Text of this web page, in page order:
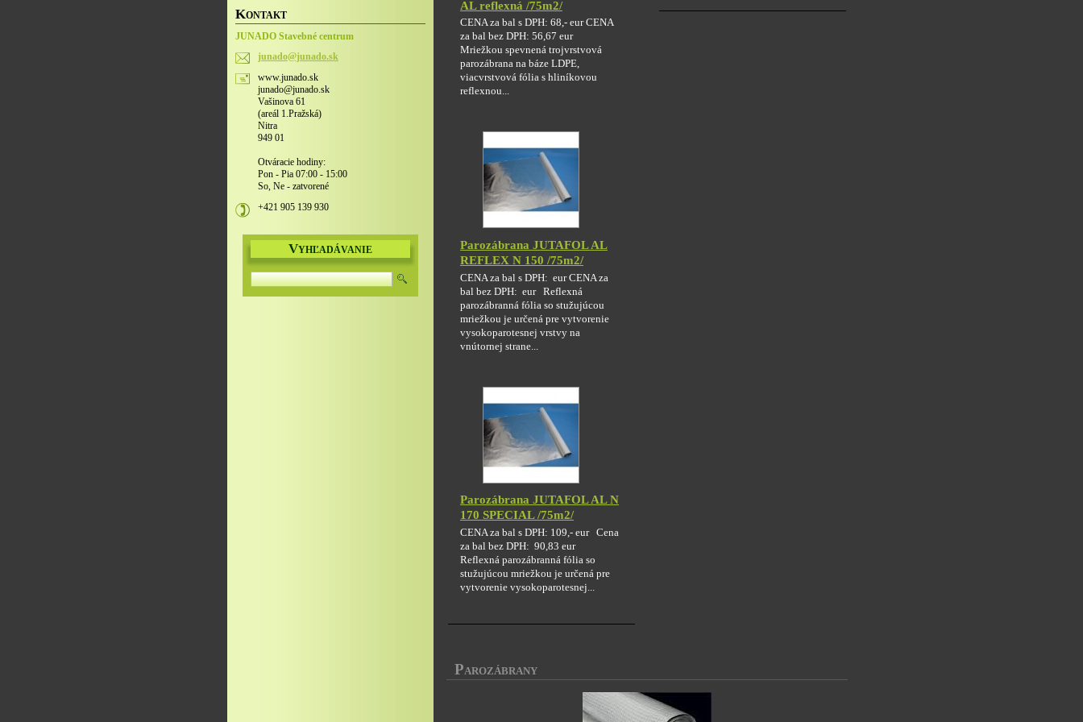
AL reflexná /75m2/
CENA za bal s DPH: 68,- eur CENA
za bal bez DPH: 56,67 eur
Mriežkou spevnená trojvrstvová
parozábrana na báze LDPE,
viacvrstvová fólia s hliníkovou
reflexnou...
Parozábrana JUTAFOL AL
REFLEX N 150 /75m2/
CENA za bal s DPH: eur CENA za
bal bez DPH: eur Reflexná
parozábranná fólia so stužujúcou
mriežkou je určená pre vytvorenie
vysokoparotesnej vrstvy na
vnútornej strane...
Parozábrana JUTAFOL AL N
170 SPECIAL /75m2/
CENA za bal s DPH: 109,- eur Cena
za bal bez DPH: 90,83 eur
Reflexná parozábranná fólia so
stužujúcou mriežkou je určená pre
vytvorenie vysokoparotesnej...
PAROZÁBRANY
KONTAKT
JUNADO Stavebné centrum
junado@junado.sk
www.junado.sk
junado@junado.sk
Vašinova 61
(areál 1.Pražská)
Nitra
949 01
Otváracie hodiny:
Pon - Pia 07:00 - 15:00
So, Ne - zatvorené
+421 905 139 930
VYHĽADÁVANIE